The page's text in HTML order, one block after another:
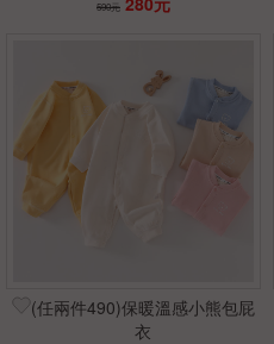
590元
(任兩件490)保暖溫感小熊包屁
衣